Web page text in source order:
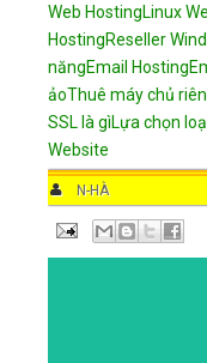
Web HostingLinux
HostingReseller
năngEmail Hosting
ảoThuê máy chủ
SSL là gìLựa chọn
Website
AUTHOR
N-HÀ
DATE
2:15 PM